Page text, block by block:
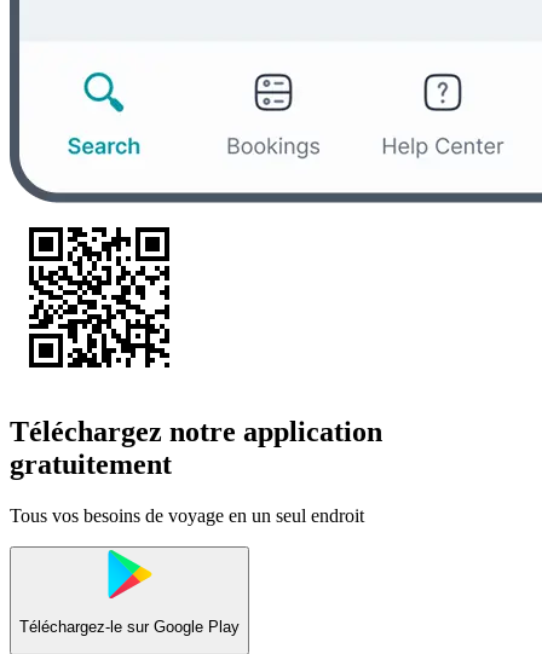
Téléchargez notre application
gratuitement
Tous vos besoins de voyage en un seul endroit
Téléchargez-le sur Google Play